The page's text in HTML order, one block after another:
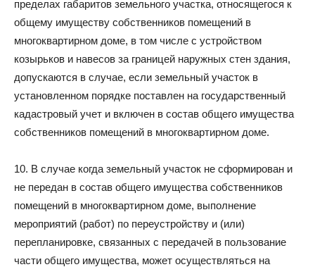
пределах габаритов земельного участка, относящегося к
общему имуществу собственников помещений в
многоквартирном доме, в том числе с устройством
козырьков и навесов за границей наружных стен здания,
допускаются в случае, если земельный участок в
установленном порядке поставлен на государственный
кадастровый учет и включен в состав общего имущества
собственников помещений в многоквартирном доме.
10. В случае когда земельный участок не сформирован и
не передан в состав общего имущества собственников
помещений в многоквартирном доме, выполнение
мероприятий (работ) по переустройству и (или)
перепланировке, связанных с передачей в пользование
части общего имущества, может осуществляться на